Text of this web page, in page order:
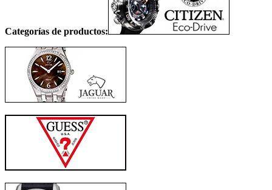
Categorías de productos: